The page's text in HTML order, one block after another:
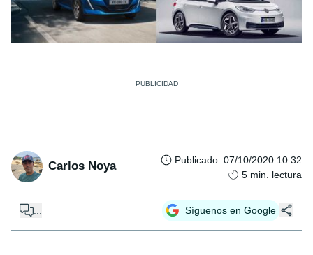
Carlos Noya Publicado: 07/10/2020 10:32
5 min. lectura
Síguenos en Google